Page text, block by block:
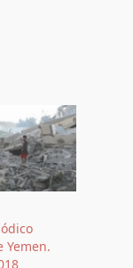
Yemen.